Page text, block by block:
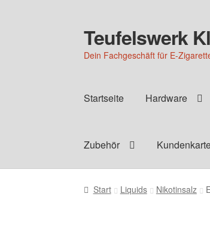
Zur
Navigation
springen
Zum
Inhalt
springen
Teufelswerk
Dein Fachgeschäft für E-
Startseite Hardware
Zubehör
Start Liquids Nikotinsalz